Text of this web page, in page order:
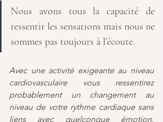
Nous avons tous la capacité de
ressentir les sensations mais nous ne
sommes pas toujours à l’écoute.
Avec une activité exigeante au niveau
cardiovasculaire vous ressentirez
probablement un changement au
niveau de votre rythme cardiaque sans